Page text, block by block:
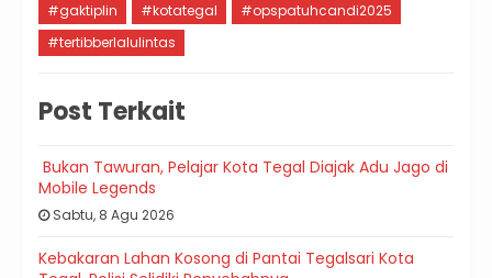
#gaktiplin #kotategal
#opspatuhcandi2025
#tertibberlalulintas
Post Terkait
Bukan Tawuran, Pelajar Kota Tegal Diajak Adu Jago di
Mobile Legends
Sabtu, 8 Agu 2026
Kebakaran Lahan Kosong di Pantai Tegalsari Kota